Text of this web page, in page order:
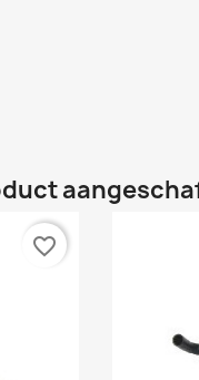
favorite_border